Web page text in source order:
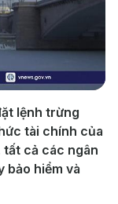
lệnh trừng
tài chính của
tất cả các ngân
bảo hiểm và